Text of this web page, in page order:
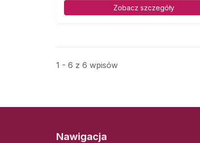
Zobacz szczegóły
1 - 6 z 6 wpisów
Nawigacja